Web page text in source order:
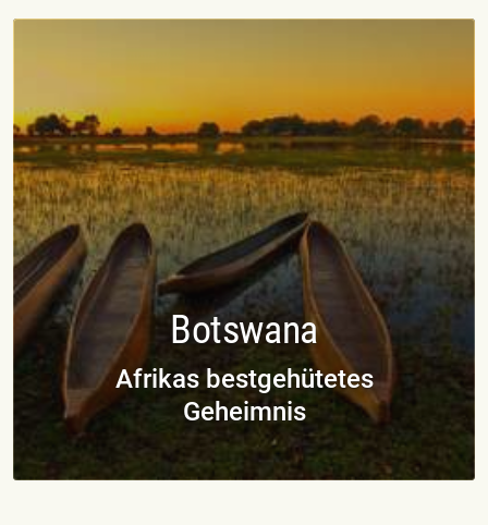
Botswana
Afrikas bestgehütetes
Geheimnis